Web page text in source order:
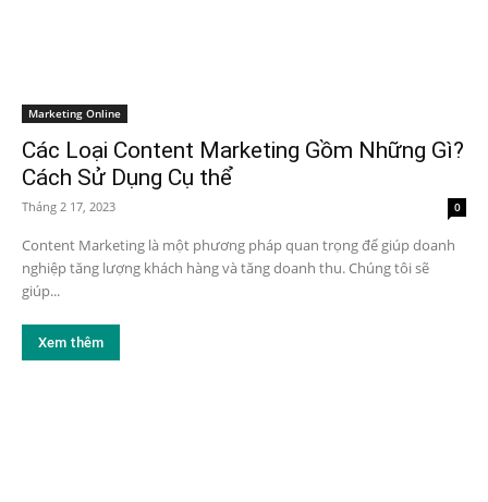
Marketing Online
Các Loại Content Marketing Gồm Những Gì?
Cách Sử Dụng Cụ thể
Tháng 2 17, 2023 0
Content Marketing là một phương pháp quan trọng để giúp doanh
nghiệp tăng lượng khách hàng và tăng doanh thu. Chúng tôi sẽ
giúp...
Xem thêm